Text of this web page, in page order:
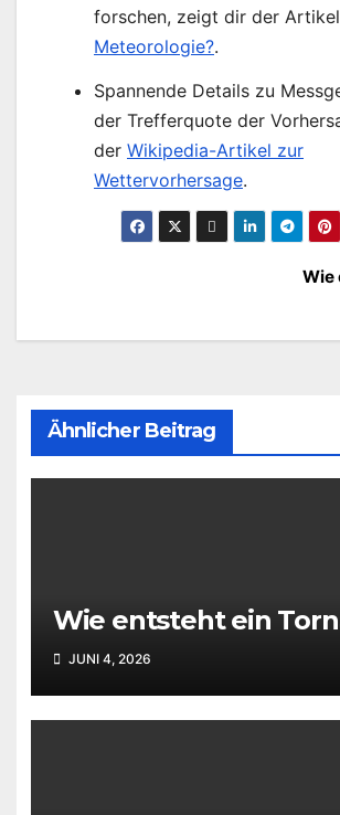
forschen, zeigt dir der Artikel
Meteorologie?.
Spannende Details zu
der Trefferquote der
der Wikipedia-Artikel zur
Wettervorhersage.
Wie
Ähnlicher Beitrag
Wie entsteht ein
JUNI 4, 2026